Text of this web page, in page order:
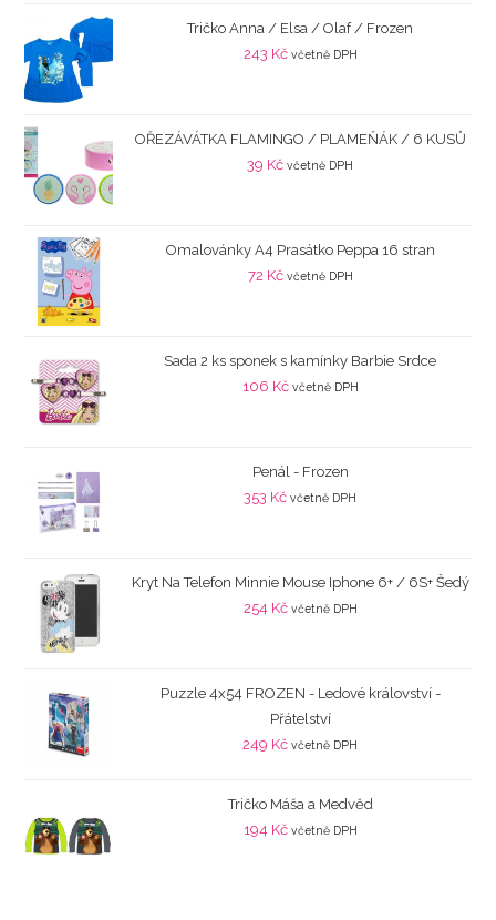
Tričko Anna / Elsa / Olaf / Frozen
243 Kč včetně DPH
OŘEZÁVÁTKA FLAMINGO / PLAMEŇÁK / 6 KUSŮ
39 Kč včetně DPH
Omalovánky A4 Prasátko Peppa 16 stran
72 Kč včetně DPH
Sada 2 ks sponek s kamínky Barbie Srdce
106 Kč včetně DPH
Penál - Frozen
353 Kč včetně DPH
Kryt Na Telefon Minnie Mouse Iphone 6+ / 6S+ Šedý
254 Kč včetně DPH
Puzzle 4x54 FROZEN - Ledové království -
Přátelství
249 Kč včetně DPH
Tričko Máša a Medvěd
194 Kč včetně DPH